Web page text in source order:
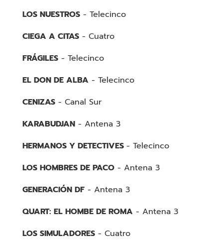
LOS NUESTROS- Telecinco
CIEGA A CITAS- Cuatro
FRÁGILES- Telecinco
EL DON DE ALBA - Telecinco
CENIZAS- Canal Sur
KARABUDJAN- Antena 3
HERMANOS Y DETECTIVES - Telecinco
LOS HOMBRES DE PACO- Antena 3
GENERACIÓN DF- Antena 3
QUART: EL HOMBE DE ROMA - Antena 3
LOS SIMULADORES- Cuatro